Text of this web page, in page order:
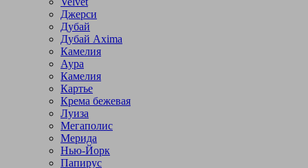
Джерси
Дубай
Дубай Axima
Камелия
Аура
Камелия
Картье
Крема бежевая
Луиза
Мегаполис
Мерида
Нью-Йорк
Папирус